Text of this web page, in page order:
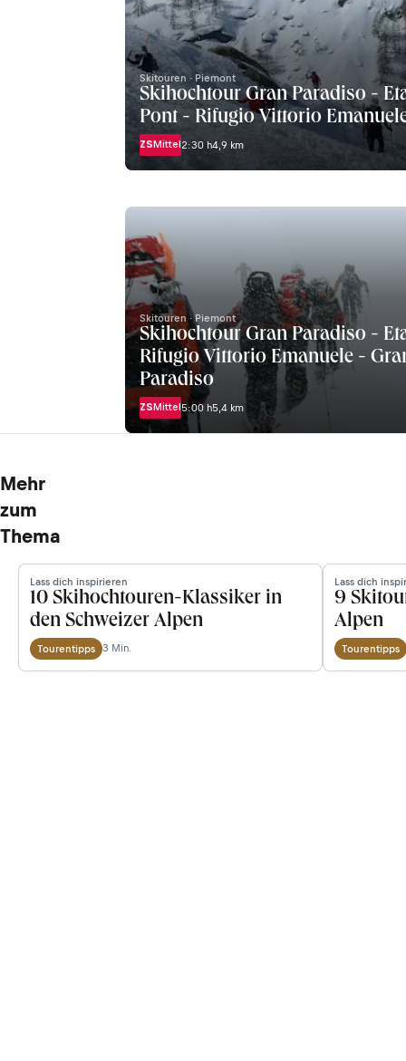
Skitouren · Piemont
Skihochtour Gran Paradiso -
Pont - Rifugio Vittorio
ZSMittel2:30 h4,9 km
Skitouren · Piemont
Skihochtour Gran Paradiso -
Rifugio Vittorio Emanuele -
Paradiso
ZSMittel5:00 h5,4 km
Mehr
zum
Thema
Lass dich inspirieren
10 Skihochtouren-Klassiker in
den Schweizer Alpen
Tourentipps 3 Min.
Lass dich
9
Alpen
Tourentipps